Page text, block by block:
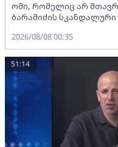
ომი, რომელიც არ
ბარამიძის სკანდალური
2026/08/08 00:35
51:14